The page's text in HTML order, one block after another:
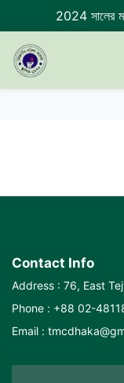
2024 সালের
Contact Info
Address : 76, East
Phone : +88 02-
Email :